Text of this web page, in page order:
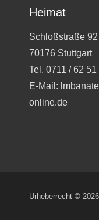
Heimat
Schloßstraße 92
70176 Stuttgart
Tel. 0711 / 62 51
E-Mail:
online.de
Urheberrecht © 2026